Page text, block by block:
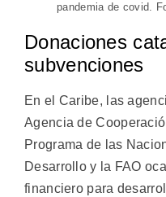
pandemia de covid.
Donaciones
subvenciones
En el Caribe, las
Agencia de
Programa de las
Desarrollo y la FAO
financiero para